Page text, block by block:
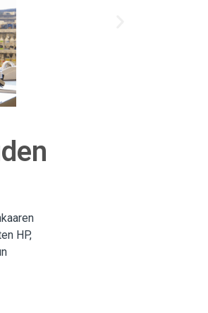
HP,